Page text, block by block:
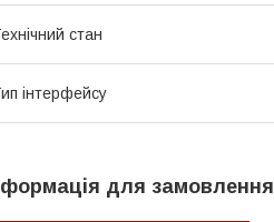
стан
інтерфейсу
для замовлення